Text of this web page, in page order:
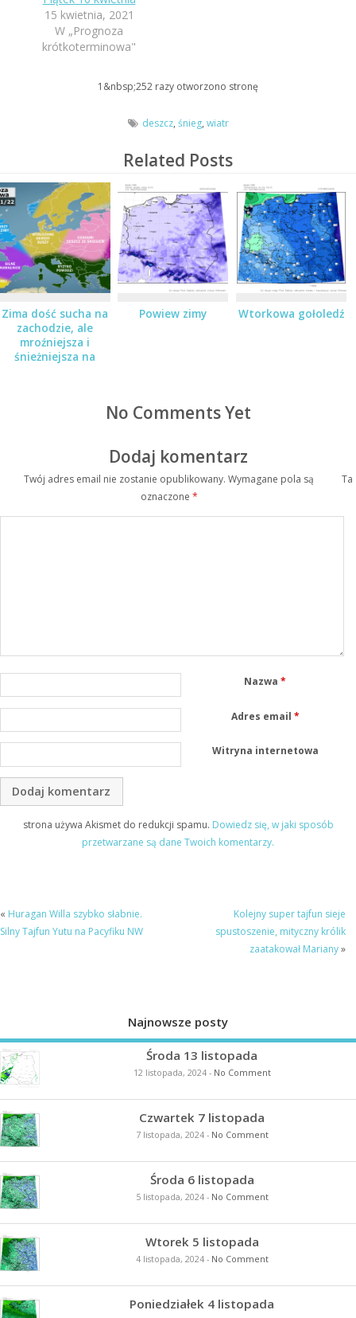
15 kwietnia, 2021
W „Prognoza
krótkoterminowa"
1&nbsp;252 razy otworzono stronę
deszcz, śnieg, wiatr
Related Posts
Zima dość sucha na
zachodzie, ale
mroźniejsza i
śnieżniejsza na
Powiew zimy Wtorkowa gołoledź
No Comments Yet
Dodaj komentarz
Twój adres email nie zostanie opublikowany. Wymagane pola są
oznaczone *
Nazwa*
Adres email *
Witryna internetowa
Ta
strona używa Akismet do redukcji spamu. Dowiedz się, w jaki sposób
przetwarzane są dane Twoich komentarzy.
« Huragan Willa szybko słabnie.
Silny Tajfun Yutu na Pacyfiku NW
Kolejny super tajfun sieje
spustoszenie, mityczny królik
zaatakował Mariany»
Najnowsze posty
Środa 13 listopada
12 listopada, 2024- No Comment
Czwartek 7 listopada
7 listopada, 2024- No Comment
Środa 6 listopada
5 listopada, 2024- No Comment
Wtorek 5 listopada
4 listopada, 2024- No Comment
Poniedziałek 4 listopada